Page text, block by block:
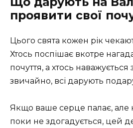
проявити свої
Цього свята кожен рік
Хтось поспішає вкотре
почуття, а хтось наважується
звичайно, всі дарують
Якщо ваше серце палає, але
поки не здогадується, цей